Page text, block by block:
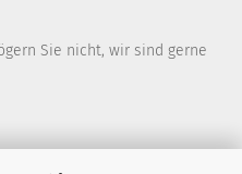
Sie nicht, wir sind gerne